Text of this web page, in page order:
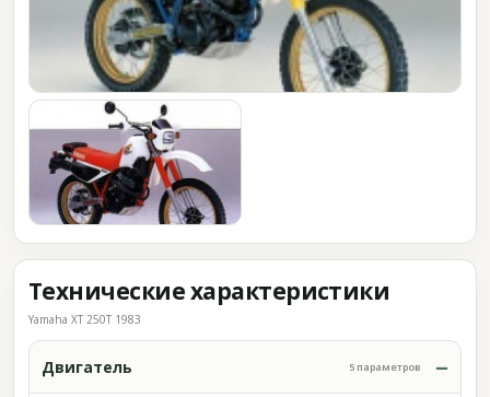
Технические характеристики
Yamaha XT 250T 1983
Двигатель 5 параметров